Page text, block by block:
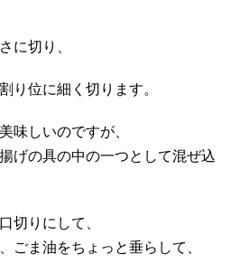
に切り、
り位に細く切ります。
味しいのですが、
げの具の中の一つとして混ぜ込
切りにして、
ごま油をちょっと垂らして、